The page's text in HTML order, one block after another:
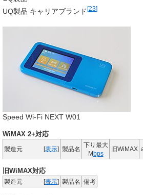
UQ製品 キャリアブランド [23]
Speed Wi-Fi NEXT W01
WiMAX 2+対応
[表示]
製造元 製品名
下り最大
Mbps
旧WiMAX
旧WiMAX対応
[表示]
製造元 製品名 備考